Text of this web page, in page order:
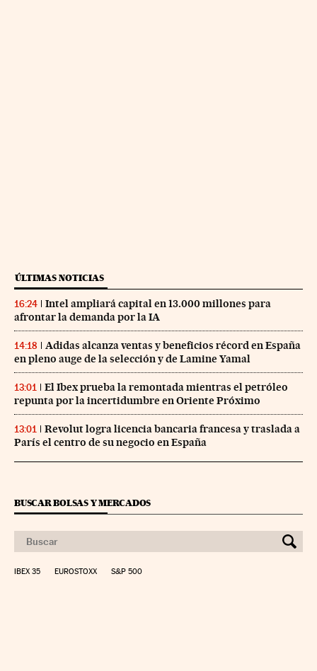
ÚLTIMAS NOTICIAS
16:24
Intel ampliará capital en 13.000 millones para
afrontar la demanda por la IA
14:18
Adidas alcanza ventas y beneficios récord en España
en pleno auge de la selección y de Lamine Yamal
13:01
El Ibex prueba la remontada mientras el petróleo
repunta por la incertidumbre en Oriente Próximo
13:01
Revolut logra licencia bancaria francesa y traslada a
París el centro de su negocio en España
BUSCAR BOLSAS Y MERCADOS
IBEX 35 EUROSTOXX S&P 500